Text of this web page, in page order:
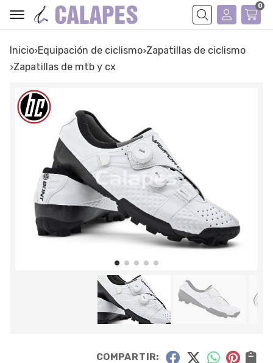
Buscar
0
Inicio equipación de ciclismo
zapatillas de ciclismo
zapatillas de mtb y cx
COMPARTIR: